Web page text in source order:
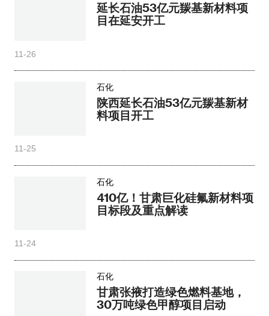
延长石油53亿元羰基新材料项
目在延安开工
11-26
石化
陕西延长石油53亿元羰基新材
料项目开工
11-25
石化
410亿！甘肃巨化硅氟新材料项
目标段及重点解读
11-24
石化
甘肃张掖打造绿色燃料基地，
30万吨绿色甲醇项目启动